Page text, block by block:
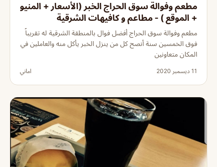
مطعم وفوالة سوق الحراج الخبر (الأسعار + المنيو
+ الموقع ) - مطاعم و كافيهات الشرقية
مطعم وفوالة سوق الحراج أفضل فوال بالمنطقة الشرقية له تقريباً
فوق الخمسين سنة أنصح كل من ينزل الخبر يأكل منه والعاملين في
المكان متعاونين
11 ديسمبر 2020 اماني